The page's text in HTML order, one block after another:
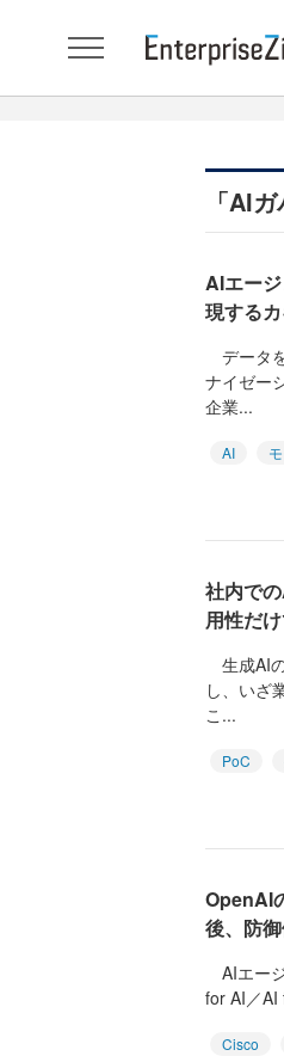
「AI
AIエー
現する
データ
ナイゼー
企業...
AI
社内で
用性だ
生成AI
し、いざ
こ...
PoC
OpenAI
後、防
AIエー
for AI／AI
Cisco